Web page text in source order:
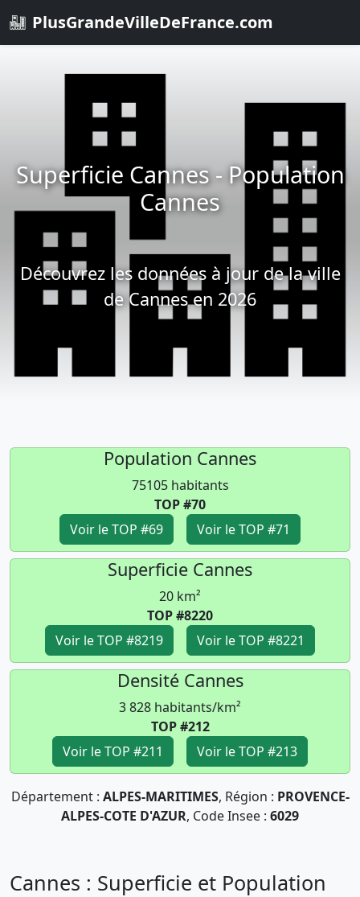
PlusGrandeVilleDeFrance.com
Superficie Cannes - Population
Cannes
Découvrez les données à jour de la ville
de Cannes en 2026
Population Cannes
75105 habitants
TOP #70
Voir le TOP #69
Voir le TOP #71
Superficie Cannes
20 km²
TOP #8220
Voir le TOP #8219
Voir le TOP #8221
Densité Cannes
3 828 habitants/km²
TOP #212
Voir le TOP #211
Voir le TOP #213
Département : ALPES-MARITIMES, Région : PROVENCE-
ALPES-COTE D'AZUR, Code Insee : 6029
Cannes : Superficie et Population